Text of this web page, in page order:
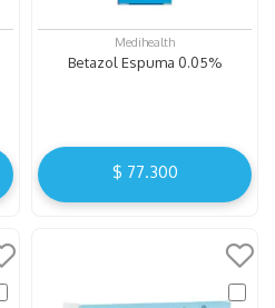
Medihealth
Betazol Espuma 0.05%
$ 77.300